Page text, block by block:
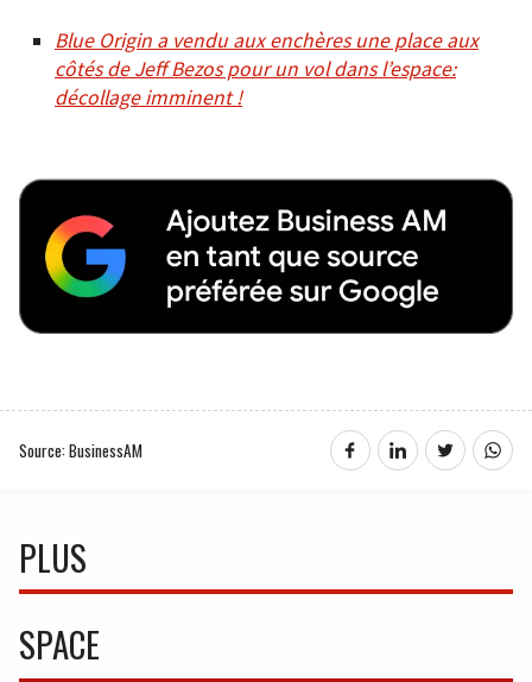
Blue Origin a vendu aux enchères une place aux
côtés de Jeff Bezos pour un vol dans l’espace:
décollage imminent !
Source: BusinessAM
PLUS
SPACE